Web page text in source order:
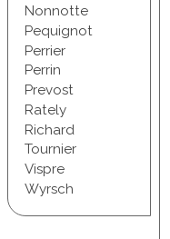
Nonnotte
Pequignot
Perrier
Perrin
Prevost
Rately
Richard
Tournier
Vispre
Wyrsch